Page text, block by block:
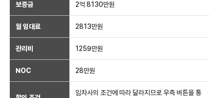
보증금 2억 8130만원
월 임대료 2813만원
관리비 1259만원
NOC 28만원
임차사의 조건에 따라 달라지므로 우측 버튼을 통